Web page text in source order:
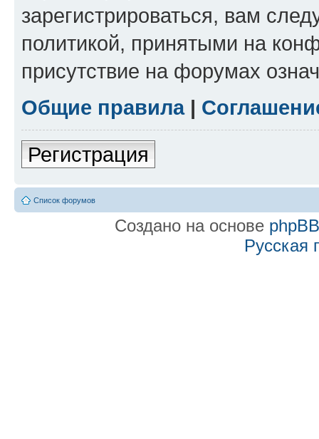
зарегистрироваться, вам
политикой, принятыми на
присутствие на форумах
Общие правила|
Регистрация
Список форумов
Создано на основе phpBB
Русская